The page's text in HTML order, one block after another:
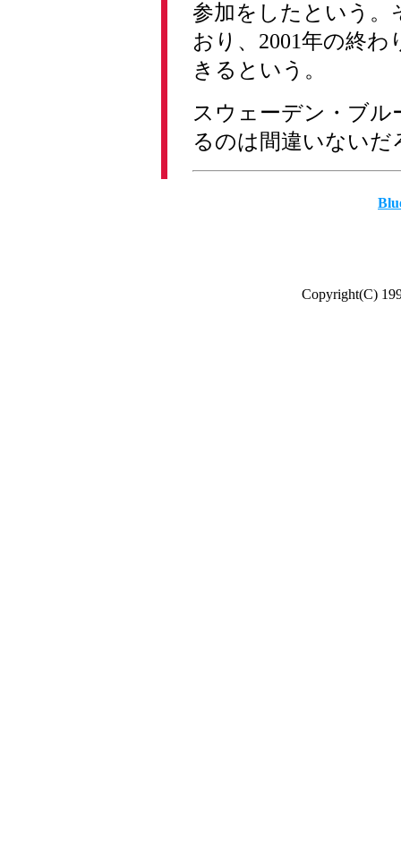
参加をしたという。
おり、2001年の終わ
きるという。
スウェーデン・ブ
るのは間違いないだ
Copyright(C)